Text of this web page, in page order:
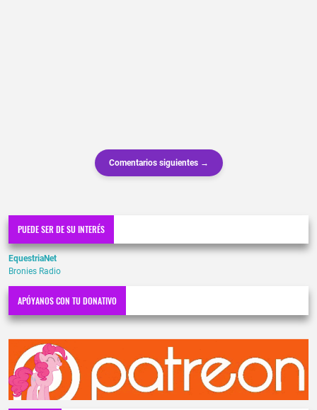
Comentarios siguientes →
PUEDE SER DE SU INTERÉS
EquestriaNet
Bronies Radio
APÓYANOS CON TU DONATIVO